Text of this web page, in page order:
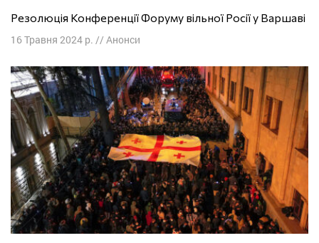
Резолюція Конференції Форуму вільної Росії у Варшаві
16 Травня 2024 р. // Анонси